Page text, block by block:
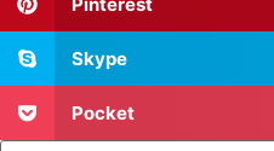
Skype
Pocket